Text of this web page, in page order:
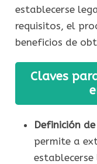
establecerse
requisitos, el
beneficios de
Claves
Definición
permite a